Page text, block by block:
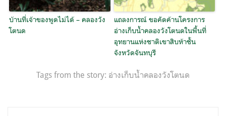
บ้านที่เจ้าของพูดไม่ได้ – คลองวัง
โตนด
แถลงการณ์ ขอคัดค้านโครงการ
อ่างเก็บน้ำคลองวังโตนดในพื้นที่
อุทยานแห่งชาติเขาสิบห้าชั้น
จังหวัดจันทบุรี
Tags from the story: อ่างเก็บน้ำคลองวังโตนด